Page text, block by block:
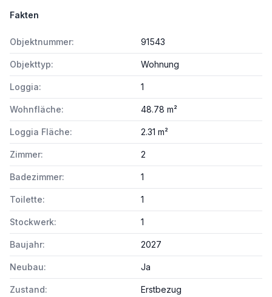
Fakten
Objektnummer: 91543
Objekttyp: Wohnung
Loggia: 1
Wohnfläche: 48.78 m²
Loggia Fläche: 2.31 m²
Zimmer: 2
Badezimmer: 1
Toilette: 1
Stockwerk: 1
Baujahr: 2027
Neubau: Ja
Zustand: Erstbezug